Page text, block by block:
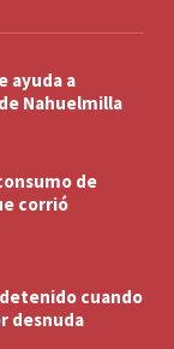
ayuda a
Nahuelmilla
de
corrió
cuando
desnuda